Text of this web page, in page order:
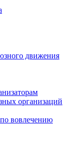
движения
организаций
вовлечению